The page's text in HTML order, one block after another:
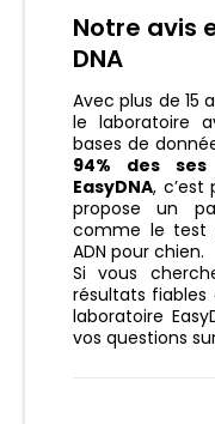
Notre avis
DNA
Avec plus de 15
le laboratoire
bases de
94% des
EasyDNA, c’est
propose un
comme le test
ADN pour chien.
Si vous
résultats fiables
laboratoire
vos questions